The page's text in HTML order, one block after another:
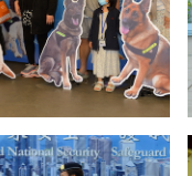
緊貼最新資訊！